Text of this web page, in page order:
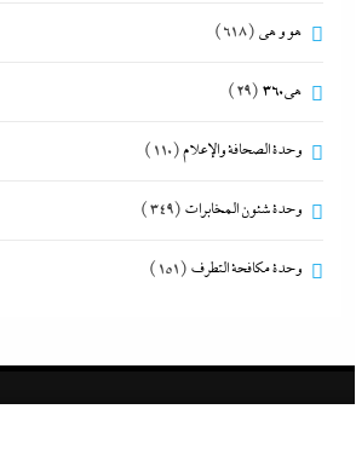
هو و هي (618)
هى360 (29)
وحدة الصحافة والإعلام(110)
وحدة شئون المخابرات (349)
وحدة مكافحة التطرف (151)